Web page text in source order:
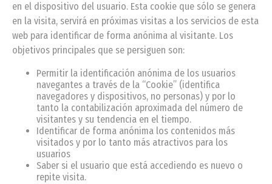
en el dispositivo del usuario. Esta cookie que sólo se genera
en la visita, servirá en próximas visitas a los servicios de esta
web para identificar de forma anónima al visitante. Los
objetivos principales que se persiguen son:
Permitir la identificación anónima de los usuarios
navegantes a través de la “Cookie” (identifica
navegadores y dispositivos, no personas) y por lo
tanto la contabilización aproximada del número de
visitantes y su tendencia en el tiempo.
Identificar de forma anónima los contenidos más
visitados y por lo tanto más atractivos para los
usuarios
Saber si el usuario que está accediendo es nuevo o
repite visita.